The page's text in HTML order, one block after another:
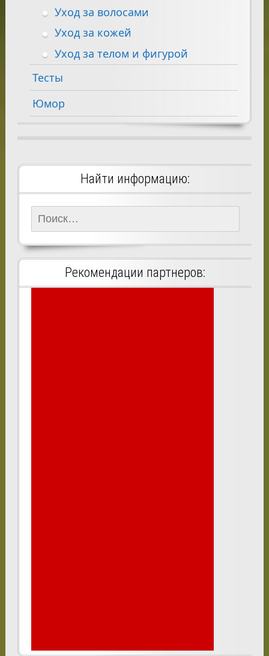
Уход за волосами
Уход за кожей
Уход за телом и фигурой
Тесты
Юмор
Найти информацию:
Найти:
Рекомендации партнеров: